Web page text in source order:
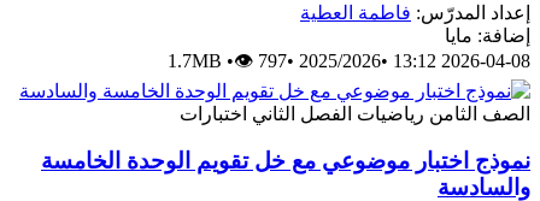
إعداد المدرّس: فاطمة العطية
إضافة: مايا
2026-04-08 13:12
•
2025/2026
•
1.7MB •👁 797
الصف الثامن رياضيات الفصل الثاني اختبارات
نموذج اختبار موضوعي مع خل تقويم الوحدة الخامسة
والسادسة